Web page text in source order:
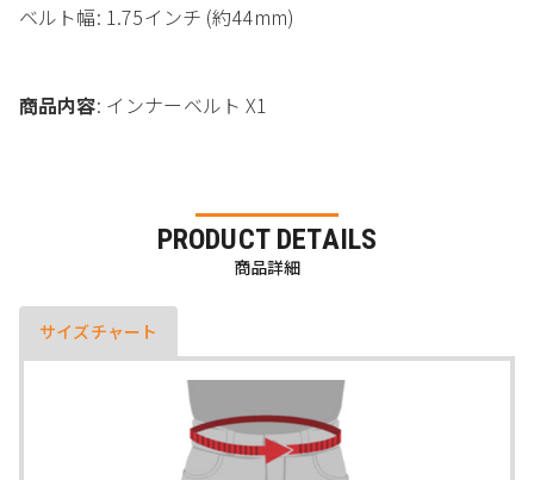
ベルト幅: 1.75インチ (約44mm)
商品内容: インナーベルト X1
PRODUCT DETAILS
商品詳細
サイズチャート